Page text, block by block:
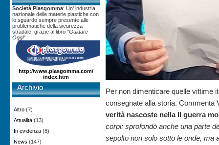
Società Plasgomma: Un' industria
nazionale delle materie plastiche con
lo sguardo sempre presente alle
problematiche della sicurezza
stradale, grazie al libro "Guidare
Oggi"
http://www.plasgomma.com/
index.htm
Archivio
Altro (7)
Attualità (13)
In evidenza (8)
News (147)
Per non dimenticare quelle vittime
consegnate alla storia.
verità nascoste nella II guerra
corpi: sprofondò anche una parte
sepolto non solo sotto le onde, ma